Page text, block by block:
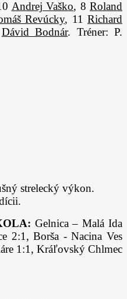
Andrej Vaško, 8 Roland
Revúcky, 11 Richard
Dávid Bodnár. Tréner: P.
strelecký výkon.
Gelnica – Malá Ida
2:1, Borša - Nacina Ves
1:1, Kráľovský Chlmec